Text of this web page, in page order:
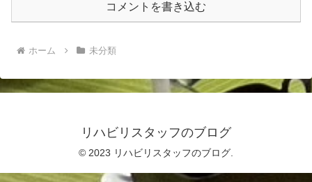
コメントを書き込む
ホーム 未分類
リハビリスタッフのブログ
© 2023 リハビリスタッフのブログ.